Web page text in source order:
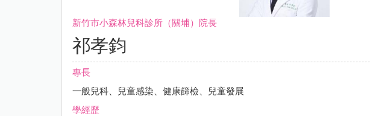
新竹市小森林兒科診所（關埔）院長
祁孝鈞
專長
一般兒科、兒童感染、健康篩檢、兒童發展
學經歷